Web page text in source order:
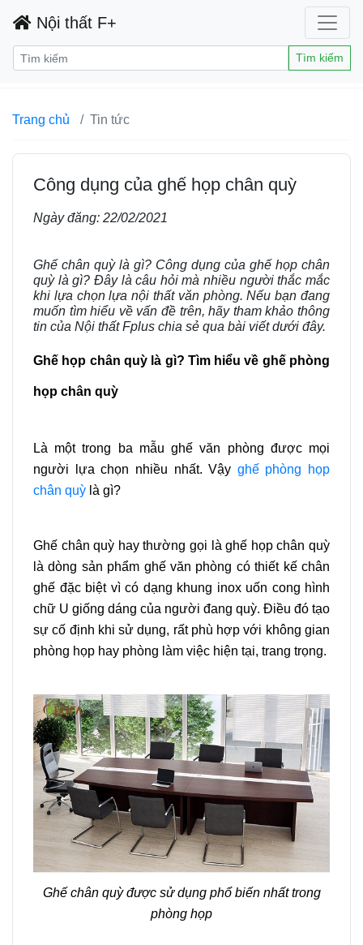
Nội thất F+
Tìm kiếm
Trang chủ Tin tức
Công dụng của ghế họp chân quỳ
Ngày đăng: 22/02/2021
Ghế chân quỳ là gì? Công dụng của ghế họp chân
quỳ là gì? Đây là câu hỏi mà nhiều người thắc mắc
khi lựa chọn lựa nội thất văn phòng. Nếu bạn đang
muốn tìm hiểu về vấn đề trên, hãy tham khảo thông
tin của Nội thất Fplus chia sẻ qua bài viết dưới đây.
Ghế họp chân quỳ là gì? Tìm hiểu về ghế phòng
họp chân quỳ
Là một trong ba mẫu ghế văn phòng được mọi
người lựa chọn nhiều nhất. Vậy ghế phòng họp
chân quỳ là gì?
Ghế chân quỳ hay thường gọi là ghế họp chân quỳ
là dòng sản phẩm ghế văn phòng có thiết kế chân
ghế đặc biệt vì có dạng khung inox uốn cong hình
chữ U giống dáng của người đang quỳ. Điều đó tạo
sự cố định khi sử dụng, rất phù hợp với không gian
phòng họp hay phòng làm việc hiện tại, trang trọng.
Ghế chân quỳ được sử dụng phổ biến nhất trong
phòng họp